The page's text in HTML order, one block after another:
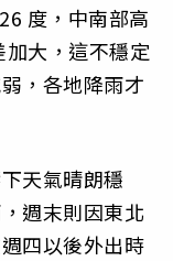
度，中南部高
大，這不穩定
，各地降雨才
天氣晴朗穩
週末則因東北
四以後外出時